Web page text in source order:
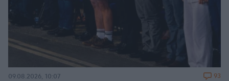
09.08.2026, 10:07 93